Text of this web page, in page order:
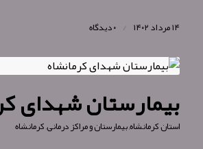
۱۴ مرداد ۱۴۰۲ / ۰ دیدگاه
بیمارستان شهدای
استان کرمانشاه,بیمارستان و مراکز درمانی,کرمانشاه